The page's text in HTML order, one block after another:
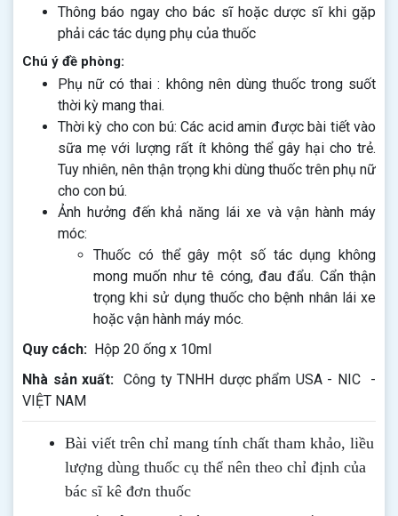
Thông báo ngay cho bác sĩ hoặc dược sĩ khi gặp
phải các tác dụng phụ của thuốc
Chú ý đề phòng:
Phụ nữ có thai : không nên dùng thuốc trong suốt
thời kỳ mang thai.
Thời kỳ cho con bú: Các acid amin được bài tiết vào
sữa mẹ với lượng rất ít không thể gây hại cho trẻ.
Tuy nhiên, nên thận trọng khi dùng thuốc trên phụ nữ
cho con bú.
Ảnh hưởng đến khả năng lái xe và vận hành máy
móc:
Thuốc có thể gây một số tác dụng không
mong muốn như tê cóng, đau đẩu. Cẩn thận
trọng khi sử dụng thuốc cho bệnh nhân lái xe
hoặc vận hành máy móc.
Quy cách: Hộp 20 ống x 10ml
Nhà sản xuất:Công ty TNHH dược phẩm USA - NIC -
VIỆT NAM
Bài viết trên chỉ mang tính chất tham khảo, liều
lượng dùng thuốc cụ thể nên theo chỉ định của
bác sĩ kê đơn thuốc